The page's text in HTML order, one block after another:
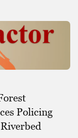
Policing